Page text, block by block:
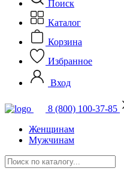
Поиск
Каталог
Корзина
Избранное
Вход
8 (800) 100-37-85
Женщинам
Мужчинам